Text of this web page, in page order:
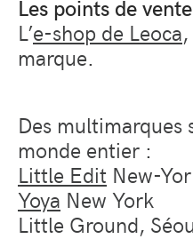
Les points de vente
L’e-shop de Leoca,
marque.
Des multimarques
monde entier :
Little Edit New-
Yoya New York
Little Ground,